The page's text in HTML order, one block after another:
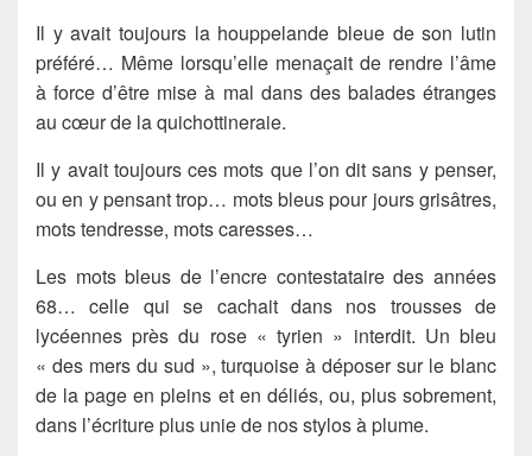
Il y avait toujours la houppelande bleue de son lutin
préféré… Même lorsqu’elle menaçait de rendre l’âme
à force d’être mise à mal dans des balades étranges
au cœur de la quichottineraie.
Il y avait toujours ces mots que l’on dit sans y penser,
ou en y pensant trop… mots bleus pour jours grisâtres,
mots tendresse, mots caresses…
Les mots bleus de l’encre contestataire des années
68… celle qui se cachait dans nos trousses de
lycéennes près du rose « tyrien » interdit. Un bleu
« des mers du sud », turquoise à déposer sur le blanc
de la page en pleins et en déliés, ou, plus sobrement,
dans l’écriture plus unie de nos stylos à plume.